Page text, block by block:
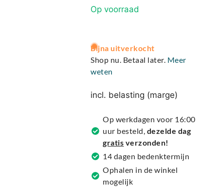
Op voorraad
A
l
t
e
r
t
v
e
:
Bijna uitverkocht
Shop nu. Betaal later. Meer
weten
incl. belasting (marge)
Op werkdagen voor 16:00
uur besteld, dezelde dag
gratis verzonden!
14 dagen bedenktermijn
Ophalen in de winkel
mogelijk